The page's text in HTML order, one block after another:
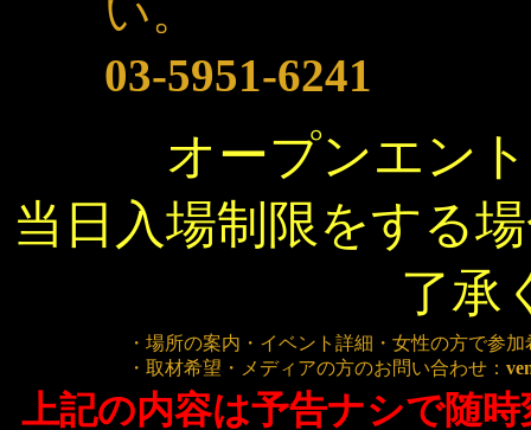
い。
03-5951-6241
オープンエン
当日入場制限をする
了承
・場所の案内・イベント詳細・女性の方で参
・取材希望・メディアの方のお問い合わせ：
上記の内容は予告ナシで随